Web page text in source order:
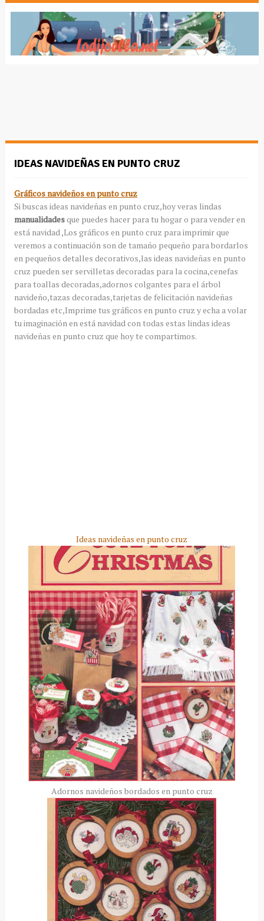
IDEAS NAVIDEÑAS EN PUNTO CRUZ
Gráficos navideños en punto cruz
Si buscas ideas navideñas en punto cruz,hoy veras lindas
manualidadesque puedes hacer para tu hogar o para vender en
está navidad ,Los gráficos en punto cruz para imprimir que
veremos a continuación son de tamaño pequeño para bordarlos
en pequeños detalles decorativos,las ideas navideñas en punto
cruz pueden ser servilletas decoradas para la cocina,cenefas
para toallas decoradas,adornos colgantes para el árbol
navideño,tazas decoradas,tarjetas de felicitación navideñas
bordadas etc,Imprime tus gráficos en punto cruz y echa a volar
tu imaginación en está navidad con todas estas lindas ideas
navideñas en punto cruz que hoy te compartimos.
Ideas navideñas en punto cruz
Adornos navideños bordados en punto cruz